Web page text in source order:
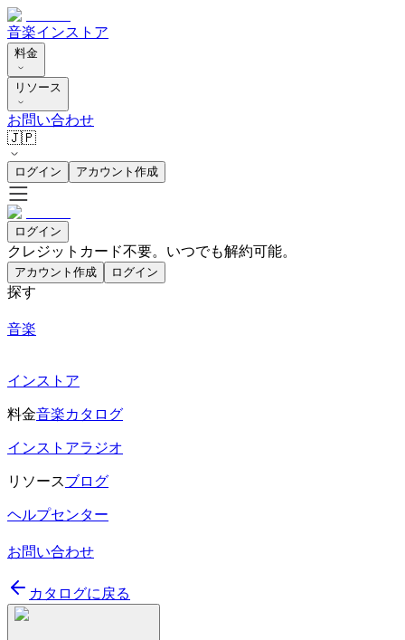
音楽インストア
料金
リソース
お問い合わせ
🇯🇵
ログイン アカウント作成
ログイン
クレジットカード不要。いつでも解約可能。
アカウント作成 ログイン
探す
音楽
インストア
料金音楽カタログ
インストアラジオ
リソースブログ
ヘルプセンター
お問い合わせ
カタログに戻る